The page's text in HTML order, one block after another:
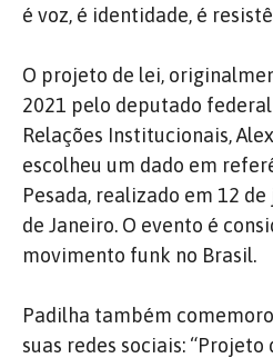
é voz, é identidade, é
O projeto de lei,
2021 pelo deputado
Relações Institucionais,
escolheu um dado em
Pesada, realizado em 12
de Janeiro. O evento é
movimento funk no Brasil.
Padilha também
suas redes sociais: “Projeto